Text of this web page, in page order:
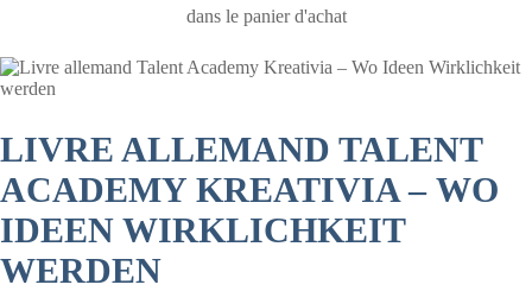
dans le panier d'achat
LIVRE ALLEMAND TALENT
ACADEMY KREATIVIA – WO
IDEEN WIRKLICHKEIT
WERDEN